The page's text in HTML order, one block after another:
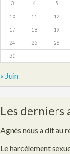
3 4 5
10 11 12
17 18 19
24 25 26
31
« Juin
Les derniers
Agnès nous a dit au
Le harcèlement